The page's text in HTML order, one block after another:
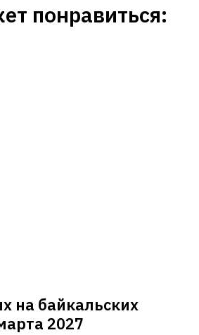
понравиться:
на байкальских
2027